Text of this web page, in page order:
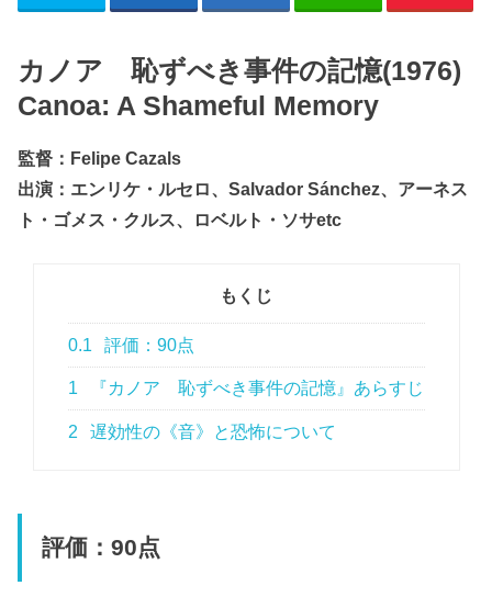
カノア 恥ずべき事件の記憶(1976)
Canoa: A Shameful Memory
監督：Felipe Cazals
出演：エンリケ・ルセロ、Salvador Sánchez、アーネス
ト・ゴメス・クルス、ロベルト・ソサetc
もくじ
0.1 評価：90点
1 『カノア 恥ずべき事件の記憶』あらすじ
2 遅効性の《音》と恐怖について
評価：90点